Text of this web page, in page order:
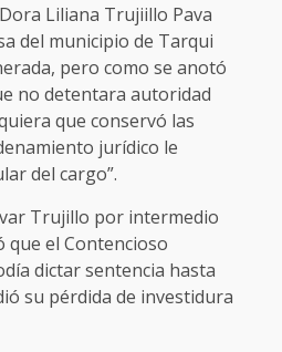
Liliana Trujiillo Pava
del municipio de Tarqui
pero como se anotó
no detentara autoridad
que conservó las
jurídico le
del cargo”.
Trujillo por intermedio
que el Contencioso
dictar sentencia hasta
su pérdida de investidura